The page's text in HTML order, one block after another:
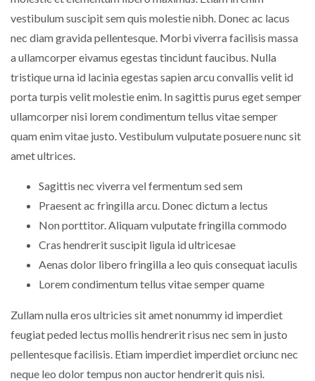
vestibulum suscipit sem quis molestie nibh. Donec ac lacus
nec diam gravida pellentesque. Morbi viverra facilisis massa
a ullamcorper eivamus egestas tincidunt faucibus. Nulla
tristique urna id lacinia egestas sapien arcu convallis velit id
porta turpis velit molestie enim. In sagittis purus eget semper
ullamcorper nisi lorem condimentum tellus vitae semper
quam enim vitae justo. Vestibulum vulputate posuere nunc sit
amet ultrices.
Sagittis nec viverra vel fermentum sed sem
Praesent ac fringilla arcu. Donec dictum a lectus
Non porttitor. Aliquam vulputate fringilla commodo
Cras hendrerit suscipit ligula id ultricesae
Aenas dolor libero fringilla a leo quis consequat iaculis
Lorem condimentum tellus vitae semper quame
Zullam nulla eros ultricies sit amet nonummy id imperdiet
feugiat peded lectus mollis hendrerit risus nec sem in justo
pellentesque facilisis. Etiam imperdiet imperdiet orciunc nec
neque leo dolor tempus non auctor hendrerit quis nisi.